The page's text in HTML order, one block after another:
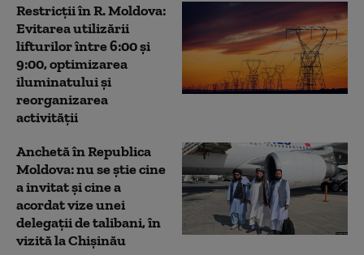
Restricții în R. Moldova:
Evitarea utilizării
lifturilor între 6:00 şi
9:00, optimizarea
iluminatului şi
reorganizarea
activităţii
Anchetă în Republica
Moldova: nu se știe cine
a invitat şi cine a
acordat vize unei
delegaţii de talibani, în
vizită la Chișinău